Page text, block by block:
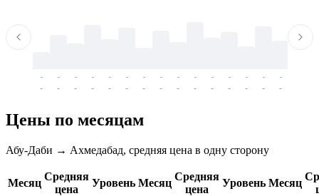
-
-
-
-
-
-
-
-
-
-
-
-
-
-
-
-
-
-
-
-
-
-
-
-
-
-
-
-
-
-
Цены по месяцам
Абу-Даби → Ахмедабад, средняя цена в одну сторону
Месяц
Средняя
цена
Уровень Месяц
Средняя
цена
Уровень Месяц